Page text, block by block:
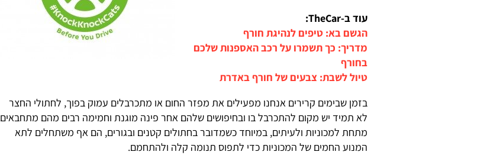
עוד ב-TheCar:
הגשם בא: טיפים לנהיגת חורף
מדריך: כך תשמרו על רכב האספנות שלכם
בחורף
טיול לשבת: צבעים של חורף באדרת
בזמן שבימים קרירים אנחנו מפעילים את מפזר החום או מתכרבלים עמוק בפוך, לחתולי החצר
לא תמיד יש מקום להתכרבל בו ובחיפושים שלהם אחר פינה מוגנת וחמימה רבים מהם מתחבאים
מתחת למכוניות ולעיתים, במיוחד כשמדובר בחתולים קטנים ובגורים, הם אף משתחלים לתא
המנוע החמים של המכוניות כדי לתפוס תנומה קלה ולהתחמם.